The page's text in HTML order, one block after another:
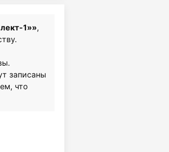
1»»,
записаны
что